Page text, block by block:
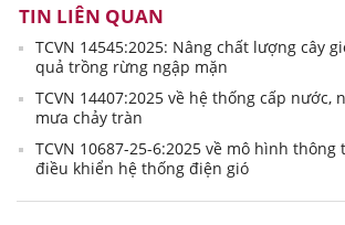
TIN LIÊN QUAN
TCVN 14545:2025: Nâng chất lượng cây
quả trồng rừng ngập mặn
TCVN 14407:2025 về hệ thống cấp nước,
mưa chảy tràn
TCVN 10687-25-6:2025 về mô hình thông
điều khiển hệ thống điện gió